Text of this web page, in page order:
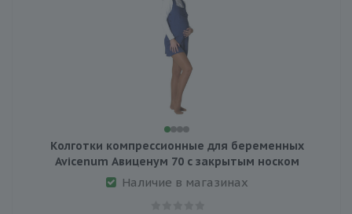
Колготки компрессионные для беременных
Avicenum Авиценум 70 с закрытым носком
Наличие в магазинах